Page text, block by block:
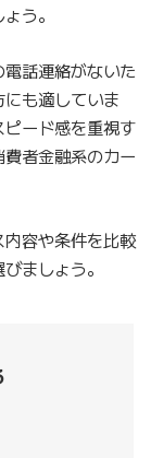
う。
話連絡がないた
も適していま
ード感を重視す
者金融系のカー
容や条件を比較
ましょう。